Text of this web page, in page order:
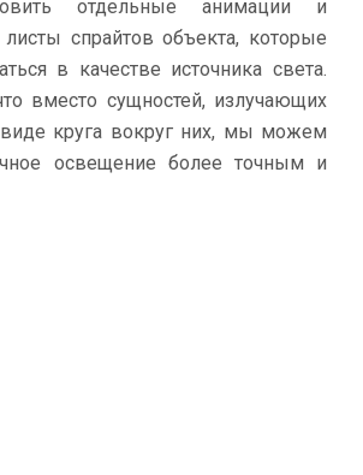
отдельные анимации и
спрайтов объекта, которые
в качестве источника света.
вместо сущностей, излучающих
круга вокруг них, мы можем
освещение более точным и